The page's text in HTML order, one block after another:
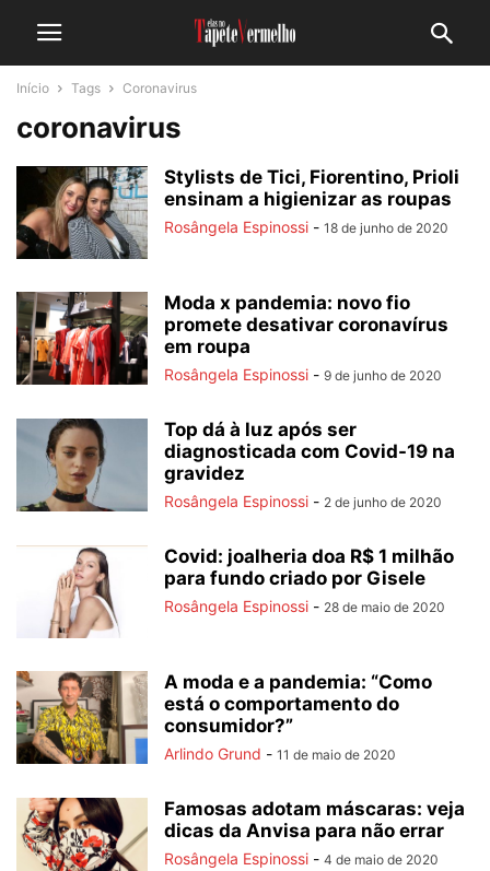
Início Tags Coronavirus
coronavirus
Stylists de Tici, Fiorentino, Prioli
ensinam a higienizar as roupas
Rosângela Espinossi - 18 de junho de 2020
Moda x pandemia: novo fio
promete desativar coronavírus
em roupa
Rosângela Espinossi - 9 de junho de 2020
Top dá à luz após ser
diagnosticada com Covid-19 na
gravidez
Rosângela Espinossi - 2 de junho de 2020
Covid: joalheria doa R$ 1 milhão
para fundo criado por Gisele
Rosângela Espinossi - 28 de maio de 2020
A moda e a pandemia: “Como
está o comportamento do
consumidor?”
Arlindo Grund - 11 de maio de 2020
Famosas adotam máscaras: veja
dicas da Anvisa para não errar
Rosângela Espinossi - 4 de maio de 2020